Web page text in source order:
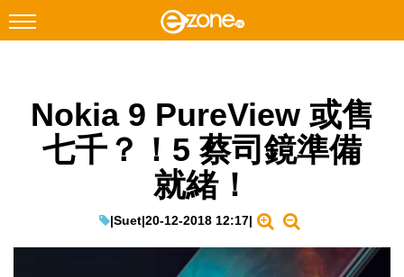
Facebook Instagram
科技焦點
教學評測
Nokia 9 PureView 或售
七千？！5 蔡司鏡準備
就緒！
|Suet|20-12-2018 12:17|